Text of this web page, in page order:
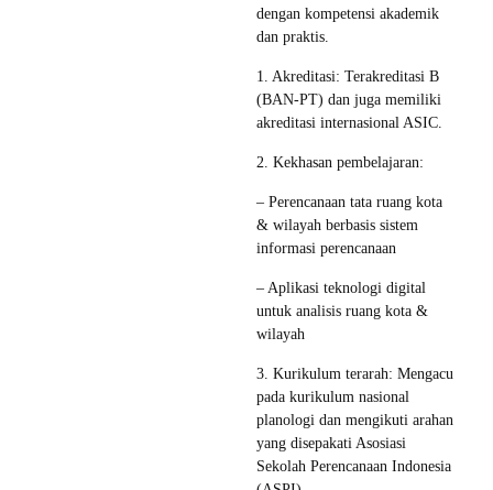
dengan kompetensi akademik
dan praktis.
1. Akreditasi: Terakreditasi B
(BAN-PT) dan juga memiliki
akreditasi internasional ASIC.
2. Kekhasan pembelajaran:
– Perencanaan tata ruang kota
& wilayah berbasis sistem
informasi perencanaan
– Aplikasi teknologi digital
untuk analisis ruang kota &
wilayah
3. Kurikulum terarah: Mengacu
pada kurikulum nasional
planologi dan mengikuti arahan
yang disepakati Asosiasi
Sekolah Perencanaan Indonesia